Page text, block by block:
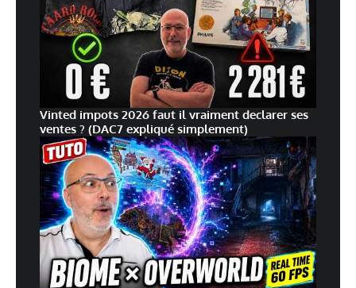
Vinted impots 2026 faut il vraiment declarer ses
ventes ? (DAC7 expliqué simplement)